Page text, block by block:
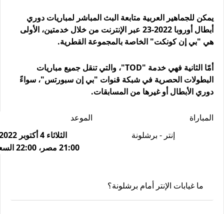
يمكن للجماهير العربية متابعة البث المباشر لمباريات دوري
أبطال أوروبا 2022-23 عبر الإنترنت من خلال خدمتين، الأولى
هي "بي إن كونكت" الخاصة بالمجموعة القطرية.
أمّا الثانية فهي خدمة "TOD"، والتي تنقل جميع مباريات
البطولات الحصرية في شبكة قنوات "بي إن سبورتس"، سواءً
دوري الأبطال أو غيرها من المسابقات.
المباراة
الموعد
إنتر - برشلونة
الثلاثاء 4 أكتوبر 2022،
21:00 مصر، 22:00 السعودية
ما غيابات الإنتر أمام برشلونة؟